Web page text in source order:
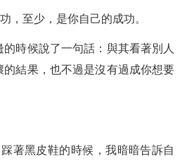
，至少，是你自己的成功。
時候說了一句話：與其看著別人
結果，也不過是沒有過成你想要
著黑皮鞋的時候，我暗暗告訴自